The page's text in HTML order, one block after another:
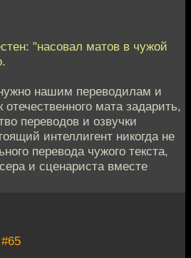
"насовал матов в чужой
нашим переводилам и
мата задарить,
переводов и озвучки
интеллигент никогда не
перевода чужого текста,
и сценариста вместе
#65